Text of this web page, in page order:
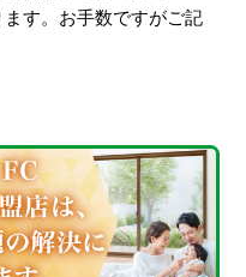
す。お手数ですがご記